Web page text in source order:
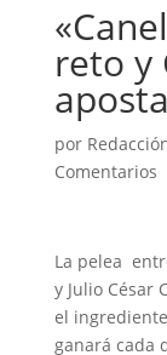
reto y
por
Comentarios
La pelea
y Julio César
el
ganará cada